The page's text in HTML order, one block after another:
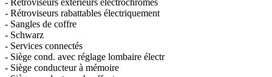
- Rétroviseurs extérieurs électrochromes
- Rétroviseurs rabattables électriquement
- Sangles de coffre
- Schwarz
- Services connectés
- Siège cond. avec réglage lombaire électr
- Siège conducteur à mémoire